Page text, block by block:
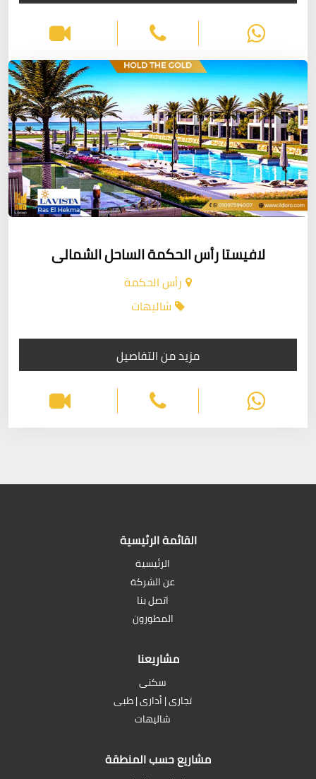
لافيستا رأس الحكمة الساحل الشمالى
رأس الحكمة
شاليهات
مزيد من التفاصيل
القائمة الرئيسية
الرئيسية
عن الشركة
اتصل بنا
المطورون
مشاريعنا
سكنى
تجارى | أدارى | طبى
شاليهات
مشاريع حسب المنطقة